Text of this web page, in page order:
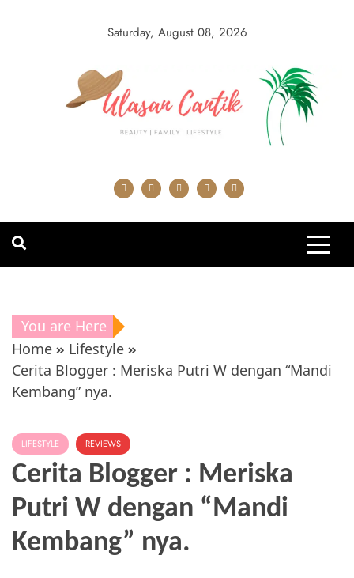
Saturday, August 08, 2026
You are Here
Home
Lifestyle
Cerita Blogger : Meriska Putri W dengan “Mandi
Kembang” nya.
LIFESTYLE REVIEWS
Cerita Blogger : Meriska
Putri W dengan “Mandi
Kembang” nya.